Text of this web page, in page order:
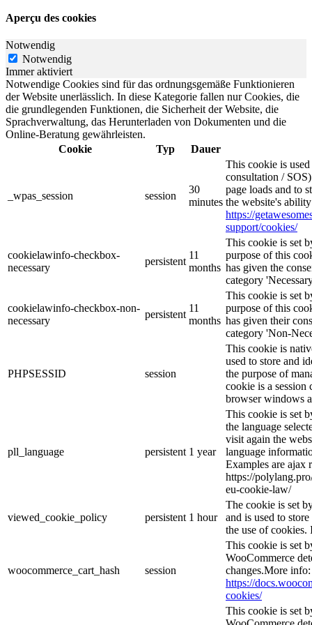
Aperçu des cookies
Notwendig
Notwendig
Immer aktiviert
Notwendige Cookies sind für das ordnungsgemäße Funktionieren
der Website unerlässlich. In diese Kategorie fallen nur Cookies, die
die grundlegenden Funktionen, die Sicherheit der Website, die
Sprachverwaltung, das Herunterladen von Dokumenten und die
Online-Beratung gewährleisten.
Cookie
Typ Dauer
_wpas_session session
30
minutes
This cookie is
consultation /
page loads and to
the website's
https://
support/cookies/
cookielawinfo-checkbox-
necessary
persistent
11
months
This cookie is set
purpose of this
has given the
category
cookielawinfo-checkbox-non-
necessary
persistent
11
months
This cookie is set
purpose of this
has given their
category 'Non-
PHPSESSID session
This cookie is
used to store and
the purpose of
cookie is a session
browser windows
pll_language persistent 1 year
This cookie is set
the language
visit again the
language
Examples are ajax
https://
eu-cookie-law/
viewed_cookie_policy persistent 1 hour
The cookie is set
and is used to
the use of cookies.
woocommerce_cart_hash session
This cookie is set
WooCommerce
changes.More info:
https://
cookies/
This cookie is set